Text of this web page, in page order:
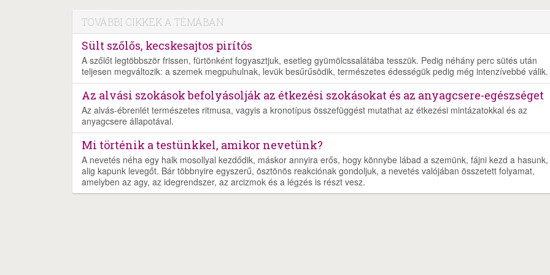
TOVÁBBI CIKKEK A TÉMÁBAN
Sült szőlős, kecskesajtos pirítós
A szőlőt legtöbbször frissen, fürtönként fogyasztjuk, esetleg gyümölcssalátába tesszük. Pedig néhány perc sütés után
teljesen megváltozik: a szemek megpuhulnak, levük besűrűsödik, természetes édességük pedig még intenzívebbé válik.
Az alvási szokások befolyásolják az étkezési szokásokat és az anyagcsere-egészséget
Az alvás-ébrenlét természetes ritmusa, vagyis a kronotípus összefüggést mutathat az étkezési mintázatokkal és az
anyagcsere állapotával.
Mi történik a testünkkel, amikor nevetünk?
A nevetés néha egy halk mosollyal kezdődik, máskor annyira erős, hogy könnybe lábad a szemünk, fájni kezd a
alig kapunk levegőt. Bár többnyire egyszerű, ösztönös reakciónak gondoljuk, a nevetés valójában összetett folyamat,
amelyben az agy, az idegrendszer, az arcizmok és a légzés is részt vesz.